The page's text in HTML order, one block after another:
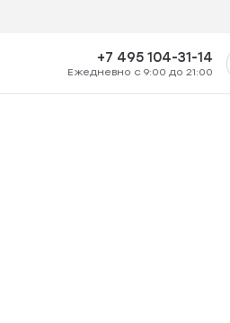
+7 495 104-31-14
Ежедневно с 9:00 до 21:00